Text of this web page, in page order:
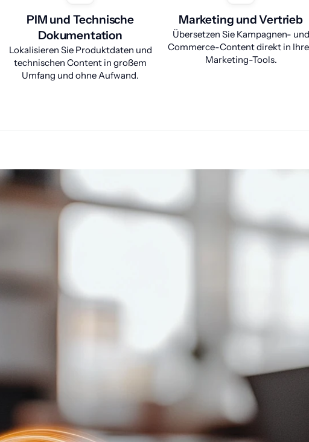
PIM und Technische
Dokumentation
Lokalisieren Sie Produktdaten und
technischen Content in großem
Umfang und ohne Aufwand.
Marketing und Vertrieb
Übersetzen Sie Kampagnen- und
Commerce-Content direkt in
Marketing-Tools.